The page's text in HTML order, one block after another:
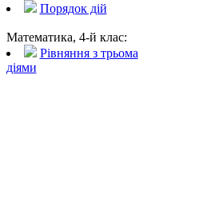
Порядок дій
Математика, 4-й клас:
Рівняння з трьома
діями